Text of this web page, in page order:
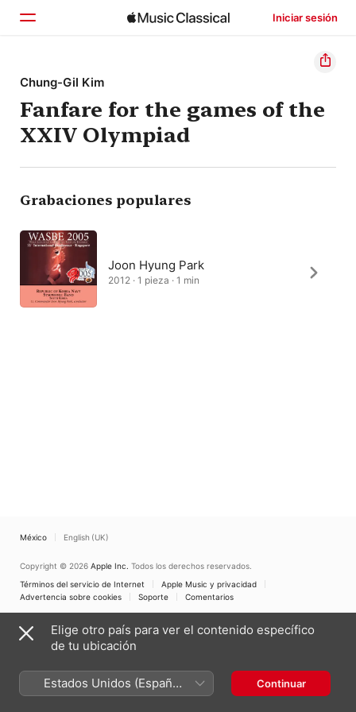
Iniciar sesión
Inicio
Explorar
Buscar
Chung-Gil Kim
Fanfare for the games of the
XXIV Olympiad
Grabaciones populares
Joon Hyung Park
2012 · 1 pieza · 1 min
México English (UK)
Copyright © 2026 Apple Inc. Todos los derechos reservados.
Términos del servicio de Internet
Apple Music y privacidad
Advertencia sobre cookies
Soporte Comentarios
Elige otro país para ver el contenido específico
de tu ubicación
Estados Unidos (Español
México)
Continuar